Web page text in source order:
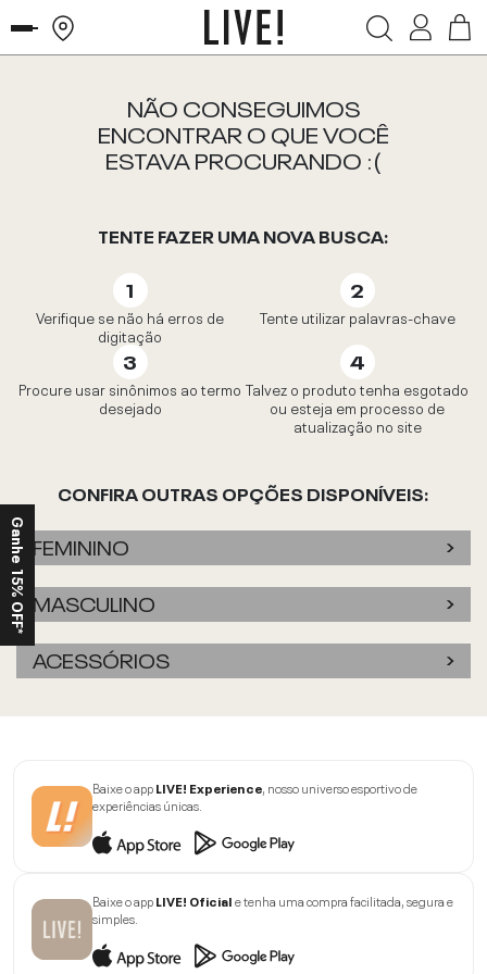
NÃO CONSEGUIMOS
ENCONTRAR O QUE VOCÊ
ESTAVA PROCURANDO :(
TENTE FAZER UMA NOVA BUSCA:
Verifique se não há erros de
digitação
Tente utilizar palavras-chave
Procure usar sinônimos ao termo
desejado
Talvez o produto tenha esgotado
ou esteja em processo de
atualização no site
CONFIRA OUTRAS OPÇÕES DISPONÍVEIS:
FEMININO
MASCULINO
ACESSÓRIOS
Baixe o appLIVE! Experience, nosso universo esportivo de
experiências únicas.
Baixe o appLIVE! Oficiale tenha uma compra facilitada, segura e
simples.
Ganhe 15% OFF*